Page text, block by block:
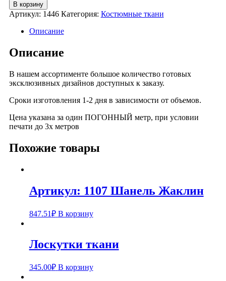
В корзину
Артикул: 1446 Категория: Костюмные ткани
Описание
Описание
В нашем ассортименте большое количество готовых
эксклюзивных дизайнов доступных к заказу.
Сроки изготовления 1-2 дня в зависимости от объемов.
Цена указана за один ПОГОННЫЙ метр, при условии
печати до 3х метров
Похожие товары
Артикул: 1107 Шанель Жаклин
847.51₽ В корзину
Лоскутки ткани
345.00₽ В корзину